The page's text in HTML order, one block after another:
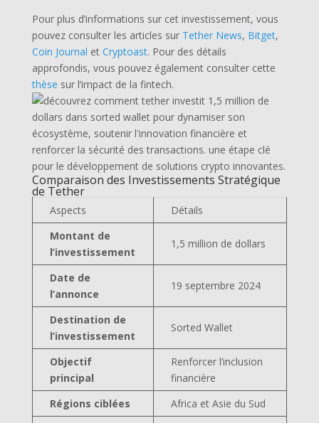
Pour plus d’informations sur cet investissement, vous
pouvez consulter les articles sur Tether News, Bitget,
Coin Journal et Cryptoast. Pour des détails
approfondis, vous pouvez également consulter cette
thèse sur l’impact de la fintech.
Comparaison des Investissements Stratégique
de Tether
Aspects
Détails
Montant de
l’investissement
1,5 million de dollars
Date de
l’annonce
19 septembre 2024
Destination de
l’investissement
Sorted Wallet
Objectif
principal
Renforcer l’inclusion
financière
Régions ciblées
Africa et Asie du Sud
Tout mon contenu est
gratuit